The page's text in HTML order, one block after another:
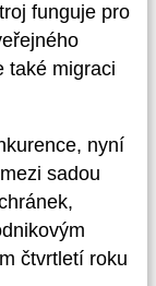
funguje pro
také migraci
nyní
sadou
čtvrtletí roku